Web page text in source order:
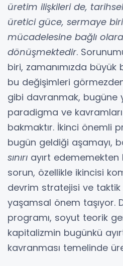
üretim ilişkileri de,
üretici güce, sermaye
mücadelesine bağlı
dönüşmektedir.
biri, zamanımızda büyük
bu değişimleri
gibi davranmak, bugüne
paradigma ve
bakmaktır. İkinci önemli
bugün geldiği aşamayı,
sınırı ayırt edememekten
sorun, özellikle ikincisi
devrim stratejisi ve taktik
yaşamsal önem taşıyor.
programı, soyut teorik
kapitalizmin bugünkü
kavranması temelinde